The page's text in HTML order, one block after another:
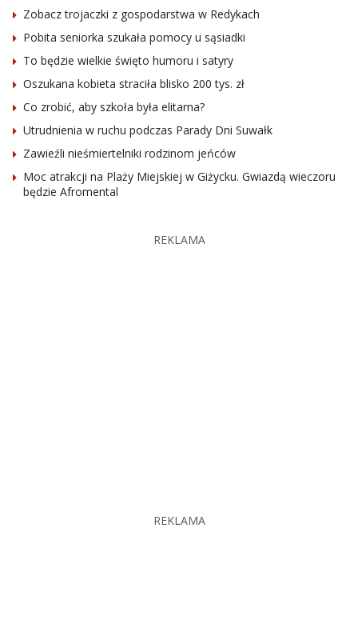
Zobacz trojaczki z gospodarstwa w Redykach
Pobita seniorka szukała pomocy u sąsiadki
To będzie wielkie święto humoru i satyry
Oszukana kobieta straciła blisko 200 tys. zł
Co zrobić, aby szkoła była elitarna?
Utrudnienia w ruchu podczas Parady Dni Suwałk
Zawieźli nieśmiertelniki rodzinom jeńców
Moc atrakcji na Plaży Miejskiej w Giżycku. Gwiazdą wieczoru
będzie Afromental
REKLAMA
REKLAMA